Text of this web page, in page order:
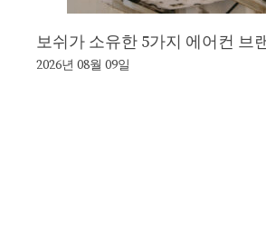
보쉬가 소유한 5가지 에어컨 브
2026년 08월 09일